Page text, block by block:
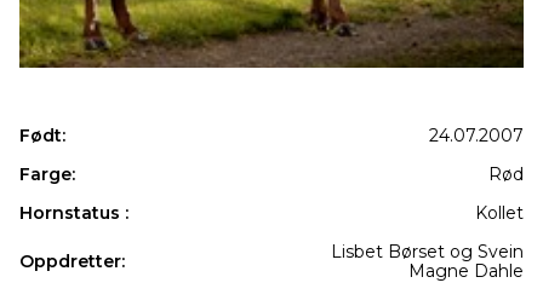
Født:
24.07.2007
Farge:
Rød
Hornstatus :
Kollet
Oppdretter:
Lisbet Børset og Svein
Magne Dahle